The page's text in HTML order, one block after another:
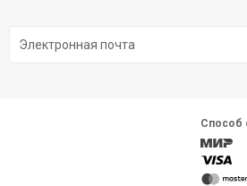
Способ